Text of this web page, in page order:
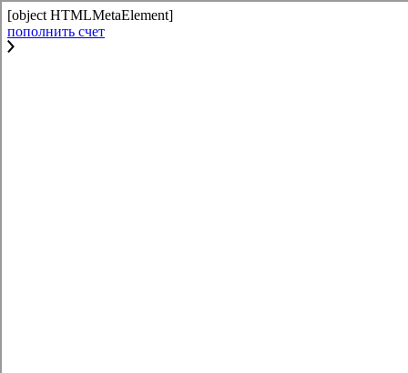
[object HTMLMetaElement]
пополнить счет